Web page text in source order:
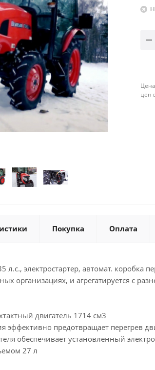
цен
Покупка Оплата
л.с., электростартер, автомат. коробка
организациях, и агрегатируется с
двигатель 1714 см3
эффективно предотвращает перегрев
обеспечивает установленный
27 л